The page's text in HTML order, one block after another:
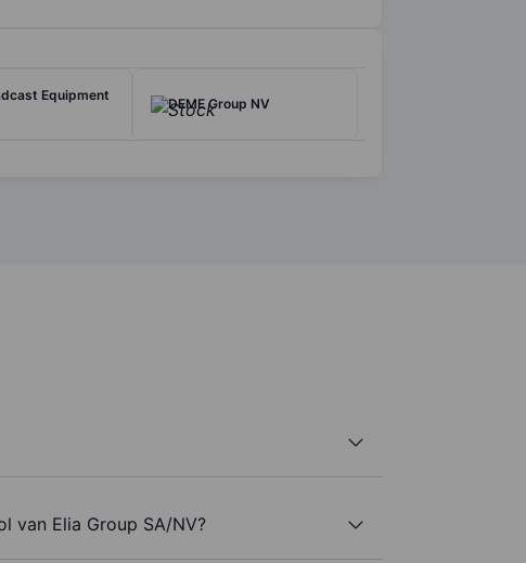
Equipment
DEME Group NV
van Elia Group SA/NV?